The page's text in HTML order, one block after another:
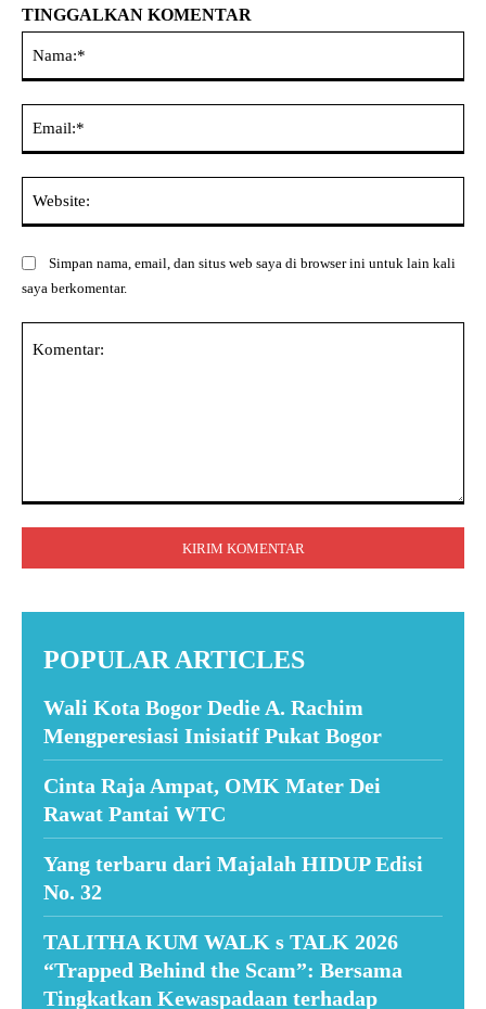
TINGGALKAN KOMENTAR
Simpan nama, email, dan situs web saya di browser ini untuk lain kali
saya berkomentar.
POPULAR ARTICLES
Wali Kota Bogor Dedie A. Rachim
Mengperesiasi Inisiatif Pukat Bogor
Cinta Raja Ampat, OMK Mater Dei
Rawat Pantai WTC
Yang terbaru dari Majalah HIDUP Edisi
No. 32
TALITHA KUM WALK s TALK 2026
“Trapped Behind the Scam”: Bersama
Tingkatkan Kewaspadaan terhadap